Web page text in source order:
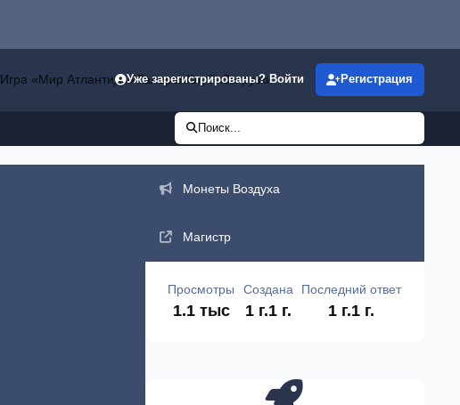
Игра «Мир Атлантиды»ГалереяКлубыЗагрузки
Уже зарегистрированы? Войти Регистрация
Поиск...
Монеты Воздуха
Магистр
Просмотры
1.1 тыс
Создана
1 г.1 г.
Последний ответ
1 г.1 г.